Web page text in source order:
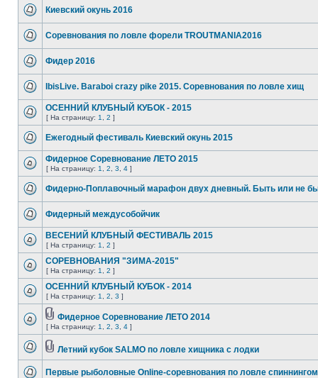
Киевский окунь 2016
Соревнования по ловле форели TROUTMANIA2016
Фидер 2016
IbisLive. Baraboi crazy pike 2015. Соревнования по ловле хищ
ОСЕННИЙ КЛУБНЫЙ КУБОК - 2015
[ На страницу: 1 2 ]
Ежегодный фестиваль Киевский окунь 2015
Фидерное Соревнование ЛЕТО 2015
[ На страницу: 1 2 3 4 ]
Фидерно-Поплавочный марафон двух дневный. Быть или не
Фидерный междусобойчик
ВЕСЕНИЙ КЛУБНЫЙ ФЕСТИВАЛЬ 2015
[ На страницу: 1 2 ]
СОРЕВНОВАНИЯ "ЗИМА-2015"
[ На страницу: 1 2 ]
ОСЕННИЙ КЛУБНЫЙ КУБОК - 2014
[ На страницу: 1 2 3 ]
Фидерное Соревнование ЛЕТО 2014
[ На страницу: 1 2 3 4 ]
Летний кубок SALMO по ловле хищника с лодки
Первые рыболовные Online-соревнования по ловле спиннингом